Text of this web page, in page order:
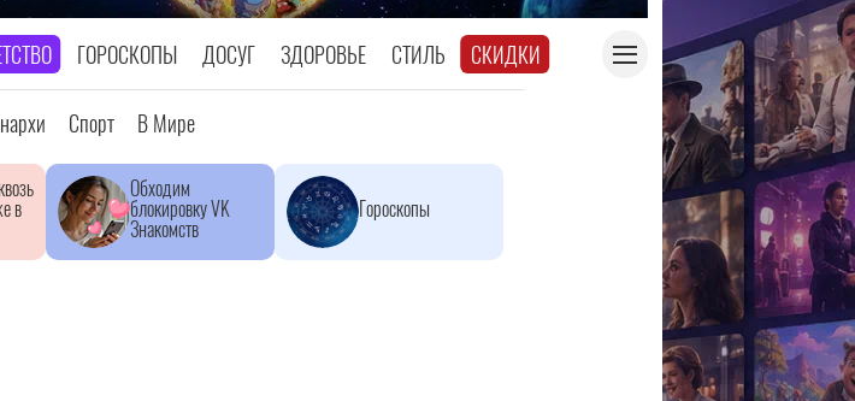
ГОРОСКОПЫ ДОСУГ ЗДОРОВЬЕ СТИЛЬ СКИДКИ
Спорт В Мире
в
Обходим
блокировку VK
Знакомств
Гороскопы